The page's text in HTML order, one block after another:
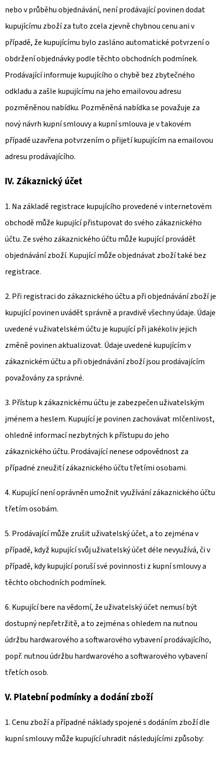
nebo v průběhu objednávání, není prodávající povinen dodat
kupujícímu zboží za tuto zcela zjevně chybnou cenu ani v
případě, že kupujícímu bylo zasláno automatické potvrzení o
obdržení objednávky podle těchto obchodních podmínek.
Prodávající informuje kupujícího o chybě bez zbytečného
odkladu a zašle kupujícímu na jeho emailovou adresu
pozměněnou nabídku. Pozměněná nabídka se považuje za
nový návrh kupní smlouvy a kupní smlouva je v takovém
případě uzavřena potvrzením o přijetí kupujícím na emailovou
adresu prodávajícího.
IV. Zákaznický účet
1. Na základě registrace kupujícího provedené v internetovém
obchodě může kupující přistupovat do svého zákaznického
účtu. Ze svého zákaznického účtu může kupující provádět
objednávání zboží. Kupující může objednávat zboží také bez
registrace.
2. Při registraci do zákaznického účtu a při objednávání zboží je
kupující povinen uvádět správně a pravdivě všechny údaje. Údaje
uvedené v uživatelském účtu je kupující při jakékoliv jejich
změně povinen aktualizovat. Údaje uvedené kupujícím v
zákaznickém účtu a při objednávání zboží jsou prodávajícím
považovány za správné.
3. Přístup k zákaznickému účtu je zabezpečen uživatelským
jménem a heslem. Kupující je povinen zachovávat mlčenlivost,
ohledně informací nezbytných k přístupu do jeho
zákaznického účtu. Prodávající nenese odpovědnost za
případné zneužití zákaznického účtu třetími osobami.
4. Kupující není oprávněn umožnit využívání zákaznického účtu
třetím osobám.
5. Prodávající může zrušit uživatelský účet, a to zejména v
případě, když kupující svůj uživatelský účet déle nevyužívá, či v
případě, kdy kupující poruší své povinnosti z kupní smlouvy a
těchto obchodních podmínek.
6. Kupující bere na vědomí, že uživatelský účet nemusí být
dostupný nepřetržitě, a to zejména s ohledem na nutnou
údržbu hardwarového a softwarového vybavení prodávajícího,
popř. nutnou údržbu hardwarového a softwarového vybavení
třetích osob.
V. Platební podmínky a dodání zboží
1. Cenu zboží a případné náklady spojené s dodáním zboží dle
kupní smlouvy může kupující uhradit následujícími způsoby: